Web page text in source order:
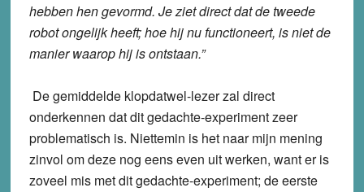
hebben hen gevormd. Je ziet direct dat de tweede
robot ongelijk heeft; hoe hij nu functioneert, is niet de
manier waarop hij is ontstaan.”
De gemiddelde klopdatwel-lezer zal direct
onderkennen dat dit gedachte-experiment zeer
problematisch is. Niettemin is het naar mijn mening
zinvol om deze nog eens even uit werken, want er is
zoveel mis met dit gedachte-experiment; de eerste